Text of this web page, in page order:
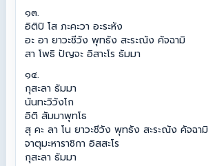
๑๓.
อิติปิ โส ภะคะวา อะระหัง
อะ อา ยาวะชีวัง พุทธัง สะระณัง คัจฉามิ
สา โพธิ ปัญจะ อิสาะโร ธัมมา
๑๔.
กุสะลา ธัมมา
นันทะวิวังโก
อิติ สัมมาพุทโธ
สุ คะ ลา โน ยาวะชีวัง พุทธัง สะระณัง คัจฉามิ
จาตุมะหาราชิกา อิสสะโร
กุสะลา ธัมมา